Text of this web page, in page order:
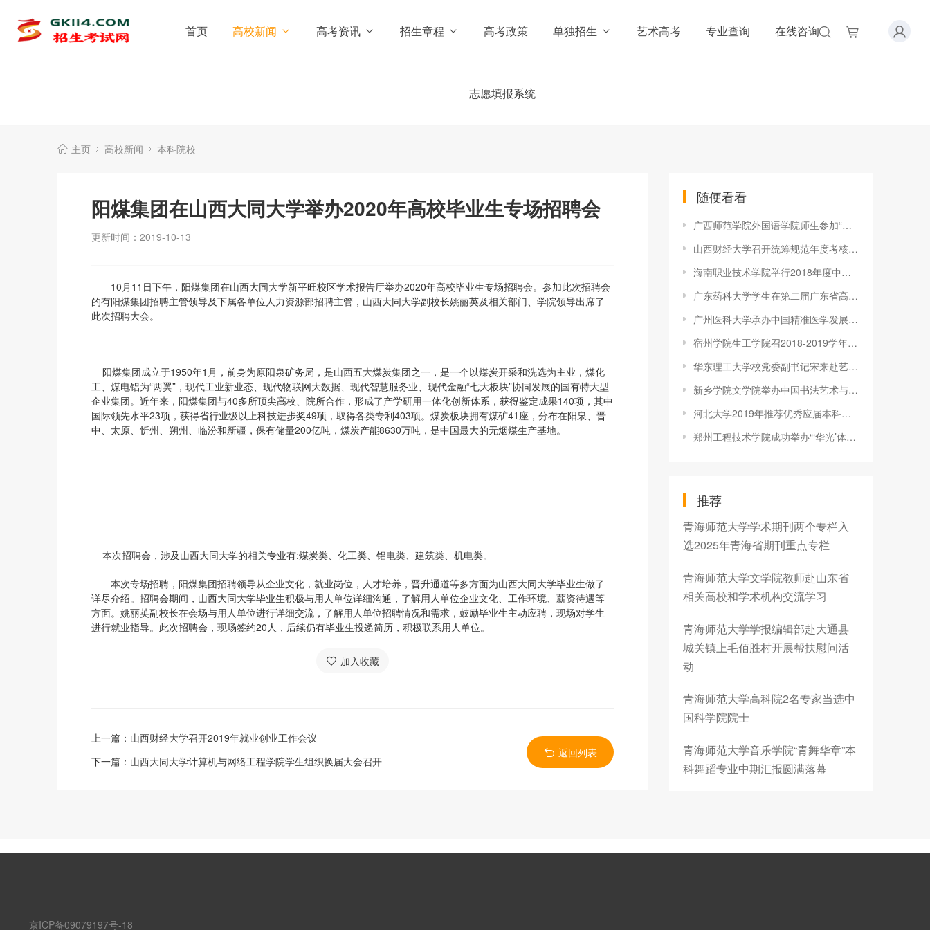
首页 高校新闻 高考资讯 招生章程 高考政策 单独招生 艺术高考 专业查询 在线咨询
志愿填报系统
主页 高校新闻 本科院校
阳煤集团在山西大同大学举办2020年高校毕业生专场招聘会
更新时间：2019-10-13
10月11日下午，阳煤集团在山西大同大学新平旺校区学术报告厅举办2020年高校毕业生专场招聘会。参加此次招聘会
的有阳煤集团招聘主管领导及下属各单位人力资源部招聘主管，山西大同大学副校长姚丽英及相关部门、学院领导出席了
此次招聘大会。
阳煤集团成立于1950年1月，前身为原阳泉矿务局，是山西五大煤炭集团之一，是一个以煤炭开采和洗选为主业，煤化
工、煤电铝为“两翼”，现代工业新业态、现代物联网大数据、现代智慧服务业、现代金融“七大板块”协同发展的国有特大型
企业集团。近年来，阳煤集团与40多所顶尖高校、院所合作，形成了产学研用一体化创新体系，获得鉴定成果140项，其中
国际领先水平23项，获得省行业级以上科技进步奖49项，取得各类专利403项。煤炭板块拥有煤矿41座，分布在阳泉、晋
中、太原、忻州、朔州、临汾和新疆，保有储量200亿吨，煤炭产能8630万吨，是中国最大的无烟煤生产基地。
本次招聘会，涉及山西大同大学的相关专业有:煤炭类、化工类、铝电类、建筑类、机电类。
本次专场招聘，阳煤集团招聘领导从企业文化，就业岗位，人才培养，晋升通道等多方面为山西大同大学毕业生做了
详尽介绍。招聘会期间，山西大同大学毕业生积极与用人单位详细沟通，了解用人单位企业文化、工作环境、薪资待遇等
方面。姚丽英副校长在会场与用人单位进行详细交流，了解用人单位招聘情况和需求，鼓励毕业生主动应聘，现场对学生
进行就业指导。此次招聘会，现场签约20人，后续仍有毕业生投递简历，积极联系用人单位。
加入收藏
上一篇： 山西财经大学召开2019年就业创业工作会议
下一篇： 山西大同大学计算机与网络工程学院学生组织换届大会召开
返回列表
随便看看
广西师范学院外国语学院师生参加“广西翻译协会2018年年会暨外语
山西财经大学召开统筹规范年度考核工作专题研讨会
海南职业技术学院举行2018年度中层领导干部述职考核大会
广东药科大学学生在第二届广东省高校化学化工实验室安全知识竞赛
广州医科大学承办中国精准医学发展战略高峰论坛
宿州学院生工学院召2018-2019学年第一学期期中教学检查反馈整改
华东理工大学校党委副书记宋来赴艺术学院调研
新乡学院文学院举办中国书法艺术与烙画艺术讲座
河北大学2019年推荐优秀应届本科毕业生免试攻读研究生工作取得可
郑州工程技术学院成功举办“‘华光’体育活动·郑州工程技术学院
推荐
青海师范大学学术期刊两个专栏入
选2025年青海省期刊重点专栏
青海师范大学文学院教师赴山东省
相关高校和学术机构交流学习
青海师范大学学报编辑部赴大通县
城关镇上毛佰胜村开展帮扶慰问活
动
青海师范大学高科院2名专家当选中
国科学院院士
青海师范大学音乐学院“青舞华章”本
科舞蹈专业中期汇报圆满落幕
京ICP备09079197号-18